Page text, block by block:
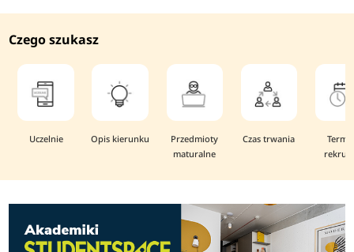
Czego szukasz
Uczelnie Opis kierunku
Przedmioty
maturalne
Czas trwania